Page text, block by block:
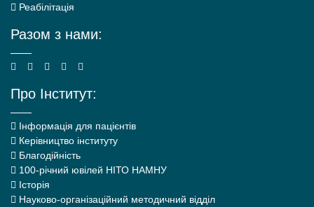
Реабілітація
Разом з нами:
Про Інститут:
Інформація для пацієнтів
Керівництво інституту
Благодійність
100-річний ювілей НІТО НАМНУ
Історія
Науково-організаційний методичний відділ